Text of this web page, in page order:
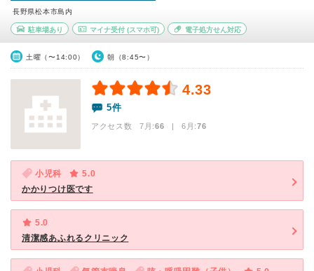
長野県松本市島内
駐車場あり マイナ受付(スマホ可) 電子処方せん対応
土曜（〜14:00） 朝（8:45〜）
4.33
5件
アクセス数 7月:66 | 6月:76
小児科
5.0
かかりつけ医です
5.0
清潔感あふれるクリニック